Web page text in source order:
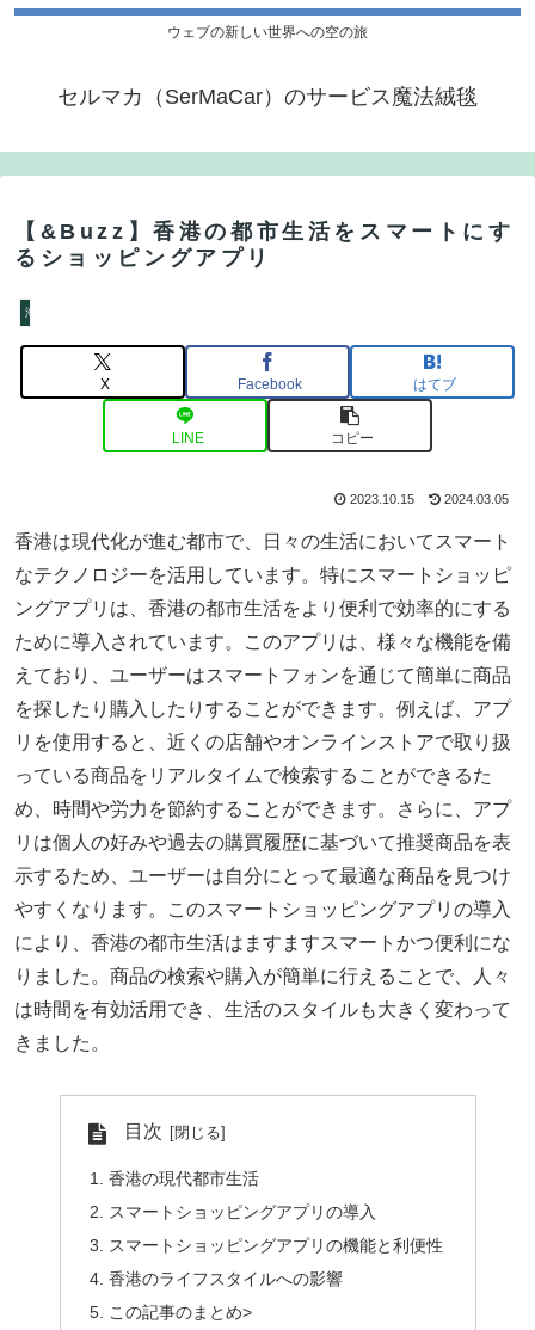
ウェブの新しい世界への空の旅
セルマカ（SerMaCar）のサービス魔法絨毯
【&Buzz】香港の都市生活をスマートにす
るショッピングアプリ
海外のウェブサービス特集
X Facebook はてブ
LINE コピー
2023.10.15 2024.03.05
香港は現代化が進む都市で、日々の生活においてスマート
なテクノロジーを活用しています。特にスマートショッピ
ングアプリは、香港の都市生活をより便利で効率的にする
ために導入されています。このアプリは、様々な機能を備
えており、ユーザーはスマートフォンを通じて簡単に商品
を探したり購入したりすることができます。例えば、アプ
リを使用すると、近くの店舗やオンラインストアで取り扱
っている商品をリアルタイムで検索することができるた
め、時間や労力を節約することができます。さらに、アプ
リは個人の好みや過去の購買履歴に基づいて推奨商品を表
示するため、ユーザーは自分にとって最適な商品を見つけ
やすくなります。このスマートショッピングアプリの導入
により、香港の都市生活はますますスマートかつ便利にな
りました。商品の検索や購入が簡単に行えることで、人々
は時間を有効活用でき、生活のスタイルも大きく変わって
きました。
目次
香港の現代都市生活
スマートショッピングアプリの導入
スマートショッピングアプリの機能と利便性
香港のライフスタイルへの影響
この記事のまとめ>